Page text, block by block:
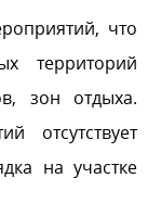
что
территорий
зон отдыха.
отсутствует
на участке